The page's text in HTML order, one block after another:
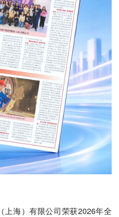
上海）有限公司荣获2026年全